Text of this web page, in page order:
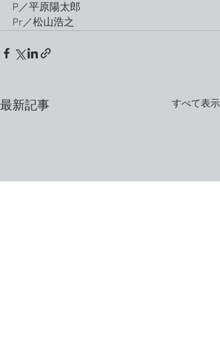
P／平原陽太郎
Pr／松山浩之
最新記事 すべて表示